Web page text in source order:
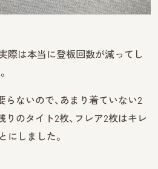
際は本当に登板回数が減ってし
ないので、あまり着ていない2
りのタイト2枚、フレア2枚はキレ
にしました。